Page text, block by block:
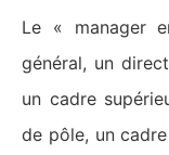
Le « manager
général, un
un cadre
de pôle, un